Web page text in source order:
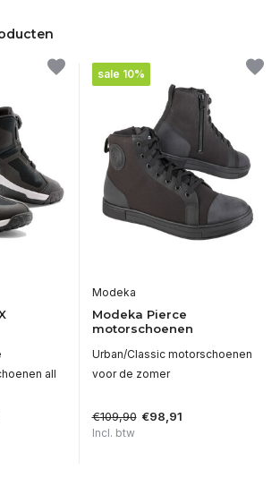
all
sale 10%
Modeka
Modeka Pierce
motorschoenen
Urban/Classic motorschoenen
voor de zomer
€109,90 €98,91
Incl. btw